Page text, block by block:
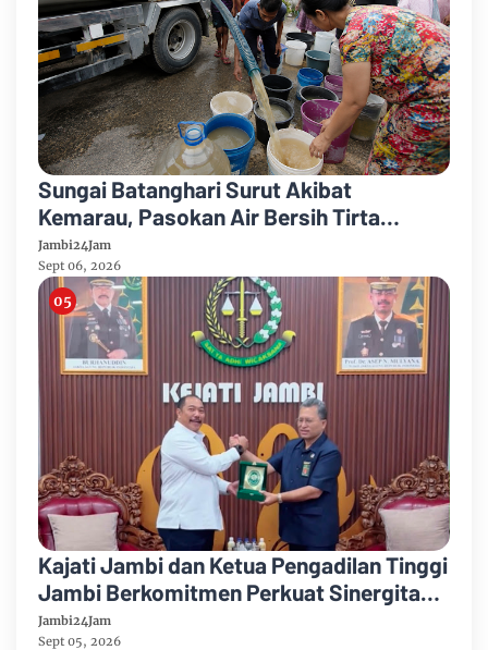
Sungai Batanghari Surut Akibat
Kemarau, Pasokan Air Bersih Tirta
Mayang Jambi Keruh
Jambi24Jam
Sept 06, 2026
Kajati Jambi dan Ketua Pengadilan Tinggi
Jambi Berkomitmen Perkuat Sinergitas
Penegakan Hukum
Jambi24Jam
Sept 05, 2026